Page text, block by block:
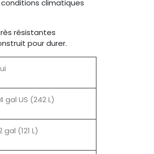
climatiques
résistantes
pour durer.
gal US (242 L)
gal (121 L)